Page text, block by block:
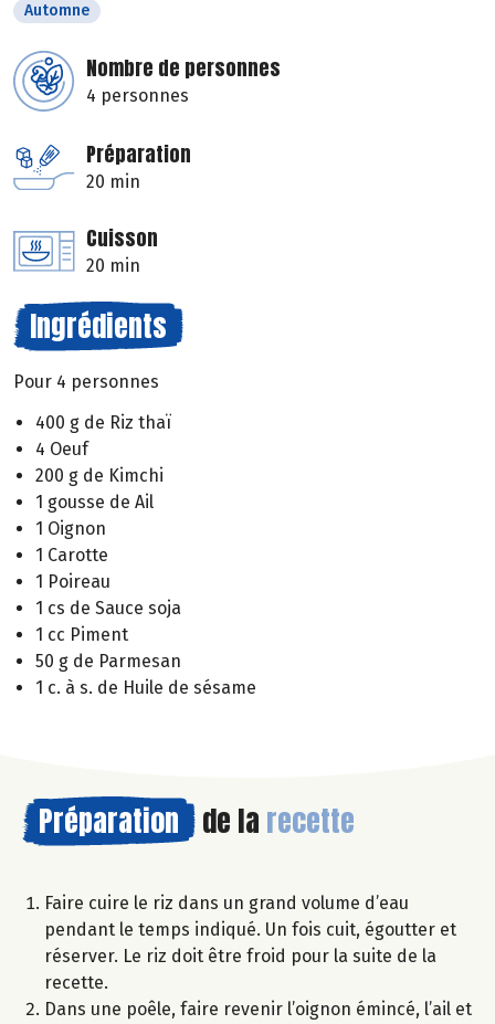
Automne
Nombre de personnes
4 personnes
Préparation
20 min
Cuisson
20 min
Ingrédients
Pour 4 personnes
400 g de Riz thaï
4 Oeuf
200 g de Kimchi
1 gousse de Ail
1 Oignon
1 Carotte
1 Poireau
1 cs de Sauce soja
1 cc Piment
50 g de Parmesan
1 c. à s. de Huile de sésame
Préparation de la recette
Faire cuire le riz dans un grand volume d’eau
pendant le temps indiqué. Un fois cuit, égoutter et
réserver. Le riz doit être froid pour la suite de la
recette.
Dans une poêle, faire revenir l’oignon émincé, l’ail et